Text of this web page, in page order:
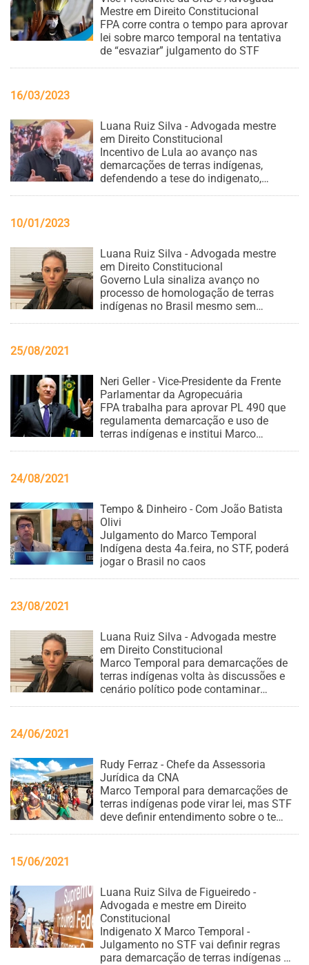
Mestre em Direito Constitucional
FPA corre contra o tempo para aprovar
lei sobre marco temporal na tentativa
de “esvaziar” julgamento do STF
16/03/2023
Luana Ruiz Silva - Advogada mestre
em Direito Constitucional
Incentivo de Lula ao avanço nas
demarcações de terras indígenas,
defendendo a tese do indigenato,
10/01/2023
Luana Ruiz Silva - Advogada mestre
em Direito Constitucional
Governo Lula sinaliza avanço no
processo de homologação de terras
indígenas no Brasil mesmo sem
25/08/2021
Neri Geller - Vice-Presidente da Frente
Parlamentar da Agropecuária
FPA trabalha para aprovar PL 490 que
regulamenta demarcação e uso de
terras indígenas e institui Marco
24/08/2021
Tempo & Dinheiro - Com João Batista
Olivi
Julgamento do Marco Temporal
Indígena desta 4a.feira, no STF, poderá
jogar o Brasil no caos
23/08/2021
Luana Ruiz Silva - Advogada mestre
em Direito Constitucional
Marco Temporal para demarcações de
terras indígenas volta às discussões e
cenário político pode contaminar
24/06/2021
Rudy Ferraz - Chefe da Assessoria
Jurídica da CNA
Marco Temporal para demarcações de
terras indígenas pode virar lei, mas STF
deve definir entendimento sobre o tema
15/06/2021
Luana Ruiz Silva de Figueiredo -
Advogada e mestre em Direito
Constitucional
Indigenato X Marco Temporal -
Julgamento no STF vai definir regras
para demarcação de terras indígenas e